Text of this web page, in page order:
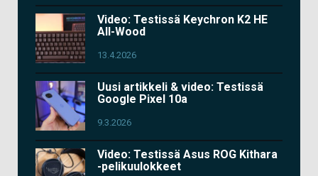
Video: Testissä Keychron K2 HE
All-Wood
13.4.2026
Uusi artikkeli & video: Testissä
Google Pixel 10a
9.3.2026
Video: Testissä Asus ROG Kithara
-pelikuulokkeet